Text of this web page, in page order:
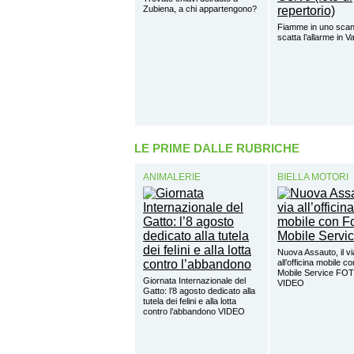
Zubiena, a chi appartengono?
Fiamme in uno
scatta l’allarme in
LE PRIME DALLE RUBRICHE
ANIMALERIE
Giornata Internazionale del
Gatto: l’8 agosto dedicato alla
tutela dei felini e alla lotta
contro l’abbandono VIDEO
BIELLA MOTORI
Nuova Assauto, il
all’officina mobile
Mobile Service
VIDEO